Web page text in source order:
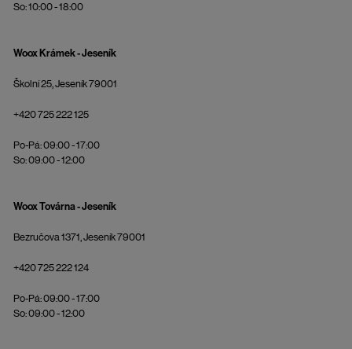
So: 10:00 - 18:00
Woox Krámek - Jeseník
Školní 25, Jeseník 79001
+420 725 222 125
Po-Pá: 09:00 - 17:00
So: 09:00 - 12:00
Woox Továrna - Jeseník
Bezručova 1371, Jeseník 79001
+420 725 222 124
Po-Pá: 09:00 - 17:00
So: 09:00 - 12:00